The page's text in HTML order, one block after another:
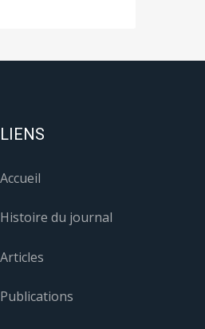
LIENS
Accueil
Histoire du journal
Articles
Publications